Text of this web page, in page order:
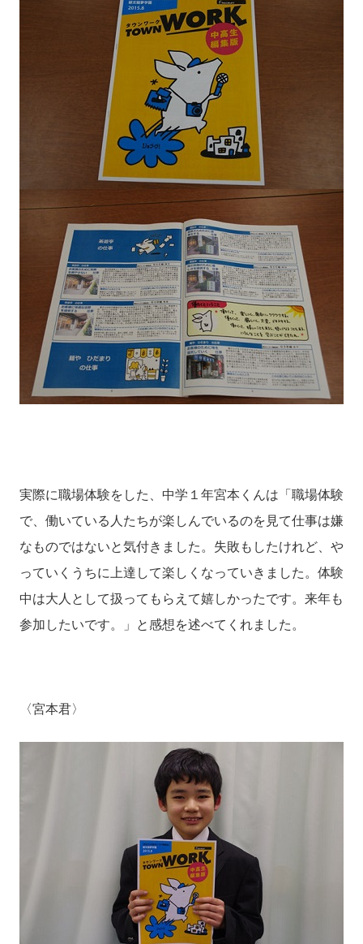
実際に職場体験をした、中学１年宮本くんは「職場体験
で、働いている人たちが楽しんでいるのを見て仕事は嫌
なものではないと気付きました。失敗もしたけれど、や
っていくうちに上達して楽しくなっていきました。体験
中は大人として扱ってもらえて嬉しかったです。来年も
参加したいです。」と感想を述べてくれました。
〈宮本君〉